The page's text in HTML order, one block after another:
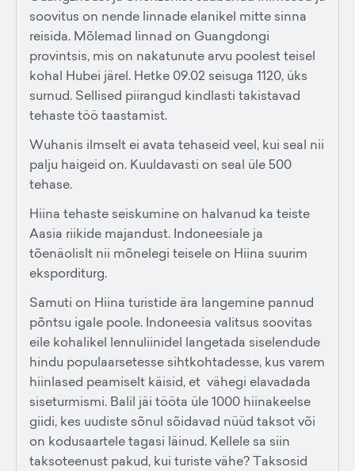
soovitus on nende linnade elanikel mitte sinna
reisida. Mõlemad linnad on Guangdongi
provintsis, mis on nakatunute arvu poolest teisel
kohal Hubei järel. Hetke 09.02 seisuga 1120, üks
surnud. Sellised piirangud kindlasti takistavad
tehaste töö taastamist.
Wuhanis ilmselt ei avata tehaseid veel, kui seal nii
palju haigeid on. Kuuldavasti on seal üle 500
tehase.
Hiina tehaste seiskumine on halvanud ka teiste
Aasia riikide majandust. Indoneesiale ja
tõenäolislt nii mõnelegi teisele on Hiina suurim
eksporditurg.
Samuti on Hiina turistide ära langemine pannud
põntsu igale poole. Indoneesia valitsus soovitas
eile kohalikel lennuliinidel langetada siselendude
hindu populaarsetesse sihtkohtadesse, kus varem
hiinlased peamiselt käisid, et vähegi elavadada
siseturmismi. Balil jäi tööta üle 1000 hiinakeelse
giidi, kes uudiste sõnul sõidavad nüüd taksot või
on kodusaartele tagasi läinud. Kellele sa siin
taksoteenust pakud, kui turiste vähe? Taksosid